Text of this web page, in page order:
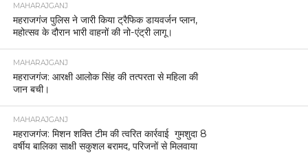
MAHARAJGANJ
महराजगंज पुलिस ने जारी किया ट्रैफिक डायवर्जन प्लान,
महोत्सव के दौरान भारी वाहनों की नो-एंट्री लागू।
MAHARAJGANJ
महराजगंज: आरक्षी आलोक सिंह की तत्परता से महिला की
जान बची।
MAHARAJGANJ
महराजगंज: मिशन शक्ति टीम की त्वरित कार्रवाई गुमशुदा 8
वर्षीय बालिका साक्षी सकुशल बरामद, परिजनों से मिलवाया